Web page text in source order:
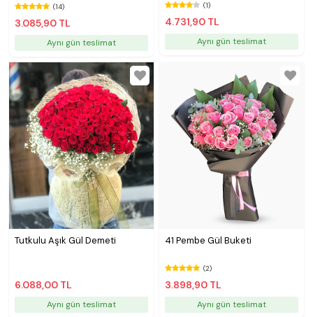
(14)
3.085,90 TL
Aynı gün teslimat
(1)
4.731,90 TL
Aynı gün teslimat
Tutkulu Aşık Gül Demeti
6.088,00 TL
Aynı gün teslimat
41 Pembe Gül Buketi
(2)
3.898,90 TL
Aynı gün teslimat